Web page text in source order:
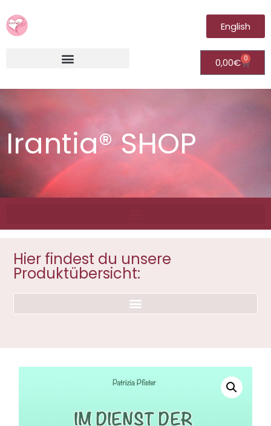
English
0,00€ 0
Irantia® SHOP
Hier findest du unsere
Produktübersicht: